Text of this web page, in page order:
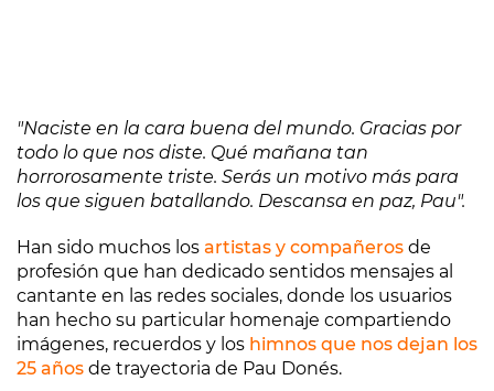
"Naciste en la cara buena del mundo. Gracias por
todo lo que nos diste. Qué mañana tan
horrorosamente triste. Serás un motivo más para
los que siguen batallando. Descansa en paz, Pau".
Han sido muchos los artistas y compañeros de
profesión que han dedicado sentidos mensajes al
cantante en las redes sociales, donde los usuarios
han hecho su particular homenaje compartiendo
imágenes, recuerdos y los himnos que nos dejan los
25 años de trayectoria de Pau Donés.